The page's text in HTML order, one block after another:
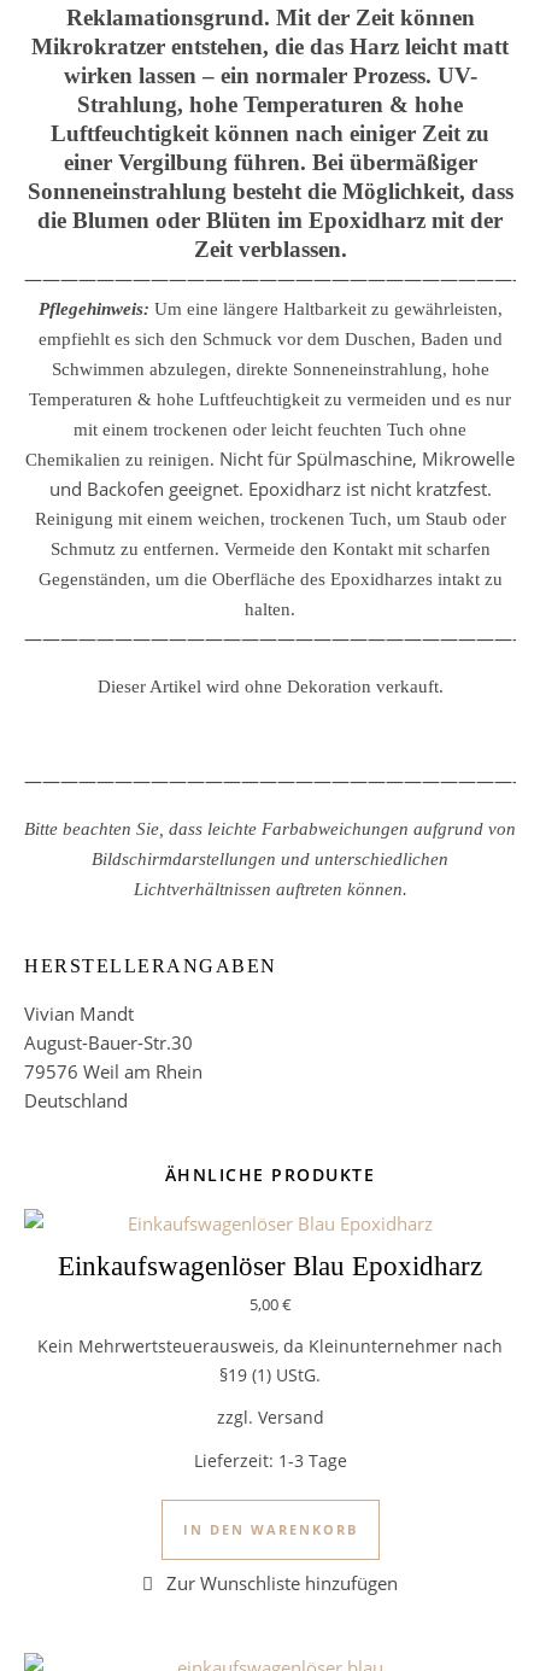
Reklamationsgrund. Mit der Zeit können
Mikrokratzer entstehen, die das Harz leicht matt
wirken lassen – ein normaler Prozess. UV-
Strahlung, hohe Temperaturen & hohe
Luftfeuchtigkeit können nach einiger Zeit zu
einer Vergilbung führen. Bei übermäßiger
Sonneneinstrahlung besteht die Möglichkeit, dass
die Blumen oder Blüten im Epoxidharz mit der
Zeit verblassen.
Pflegehinweis: Um eine längere Haltbarkeit zu gewährleisten,
empfiehlt es sich den Schmuck vor dem Duschen, Baden und
Schwimmen abzulegen, direkte Sonneneinstrahlung, hohe
Temperaturen & hohe Luftfeuchtigkeit zu vermeiden und es nur
mit einem trockenen oder leicht feuchten Tuch ohne
Chemikalien zu reinigen. Nicht für Spülmaschine, Mikrowelle
und Backofen geeignet. Epoxidharz ist nicht kratzfest.
Reinigung mit einem weichen, trockenen Tuch, um Staub oder
Schmutz zu entfernen. Vermeide den Kontakt mit scharfen
Gegenständen, um die Oberfläche des Epoxidharzes intakt zu
halten.
Dieser Artikel wird ohne Dekoration verkauft.
Bitte beachten Sie, dass leichte Farbabweichungen aufgrund von
Bildschirmdarstellungen und unterschiedlichen
Lichtverhältnissen auftreten können.
HERSTELLERANGABEN
Vivian Mandt
August-Bauer-Str.30
79576 Weil am Rhein
Deutschland
ÄHNLICHE PRODUKTE
Einkaufswagenlöser Blau Epoxidharz
5,00€
Kein Mehrwertsteuerausweis, da Kleinunternehmer nach
§19 (1) UStG.
zzgl. Versand
Lieferzeit: 1-3 Tage
IN DEN WARENKORB